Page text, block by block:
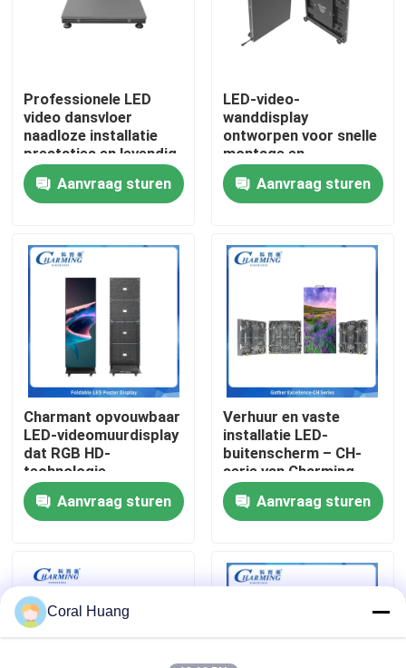
Thuis
Producten
VR-show
Over ons
Fabrieksreis
Kwaliteitscontrole
Contacteer ons
Vraag een offerte aan
Professionele LED
video dansvloer
naadloze installatie
prestaties en levendig
beeld voor
commerciële
toepassingen
Aanvraag sturen
LED-video-
wanddisplay
ontworpen voor snelle
montage en
demontage waardoor
een flexibele inzet op
beurzen mogelijk is
Aanvraag sturen
Charmant opvouwbaar
LED-videomuurdisplay
dat RGB HD-
technologie
combineert met
flexibele structuur,
energiebesparing en
perfect voor
evenementen
Aanvraag sturen
Verhuur en vaste
installatie LED-
buitenscherm – CH-
serie van Charming
p3.91 IP65
Aanvraag sturen
Coral Huang